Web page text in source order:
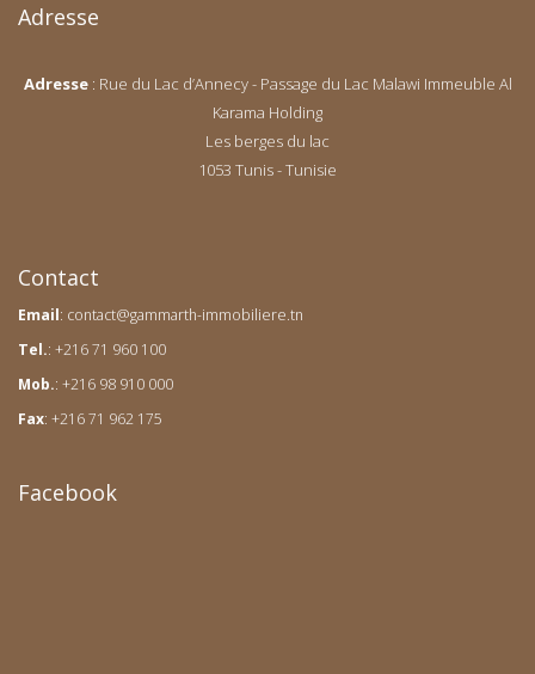
Adresse
Adresse : Rue du Lac d’Annecy - Passage du Lac Malawi Immeuble Al
Karama Holding
Les berges du lac
1053 Tunis - Tunisie
Contact
Email: contact@gammarth-immobiliere.tn
Tel.: +216 71 960 100
Mob.: +216 98 910 000
Fax: +216 71 962 175
Facebook